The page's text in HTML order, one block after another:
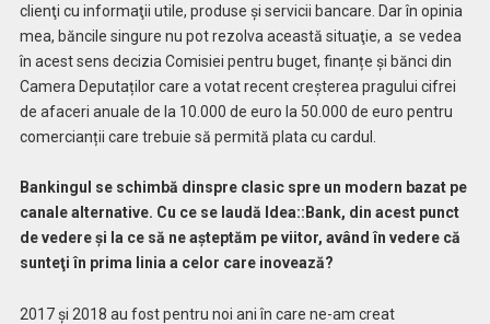
clienţi cu informaţii utile, produse şi servicii bancare. Dar în opinia
mea, băncile singure nu pot rezolva această situaţie, a se vedea
în acest sens decizia Comisiei pentru buget, finanțe și bănci din
Camera Deputaților care a votat recent creșterea pragului cifrei
de afaceri anuale de la 10.000 de euro la 50.000 de euro pentru
comercianții care trebuie să permită plata cu cardul.
Bankingul se schimbă dinspre clasic spre un modern bazat pe
canale alternative. Cu ce se laudă Idea::Bank, din acest punct
de vedere şi la ce să ne aşteptăm pe viitor, având în vedere că
sunteţi în prima linia a celor care inovează?
2017 şi 2018 au fost pentru noi ani în care ne-am creat